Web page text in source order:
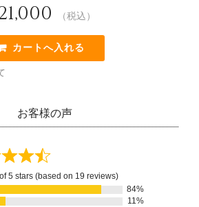
（税込）
お客様の声
5 stars (based on 19 reviews)
84%
11%